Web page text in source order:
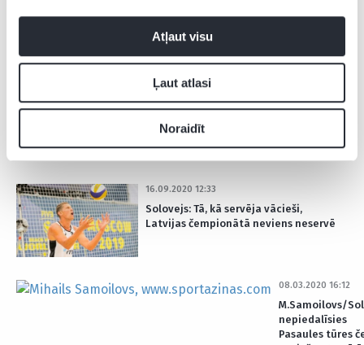
Atļaut visu
Ļaut atlasi
Noraidīt
Samoilovs/Pļaviņš ar zaudējumu
uzsāk “Challenge” turnīru
11.10.2021 11:06
Pļaviņš apvienojas ar jaunāko no
brāļiem Samoiloviem
16.09.2020 12:33
Solovejs: Tā, kā servēja vācieši,
Latvijas čempionātā neviens neservē
08.03.2020 16:12
M.Samoilovs/
nepiedalīsies
Pasaules tūres